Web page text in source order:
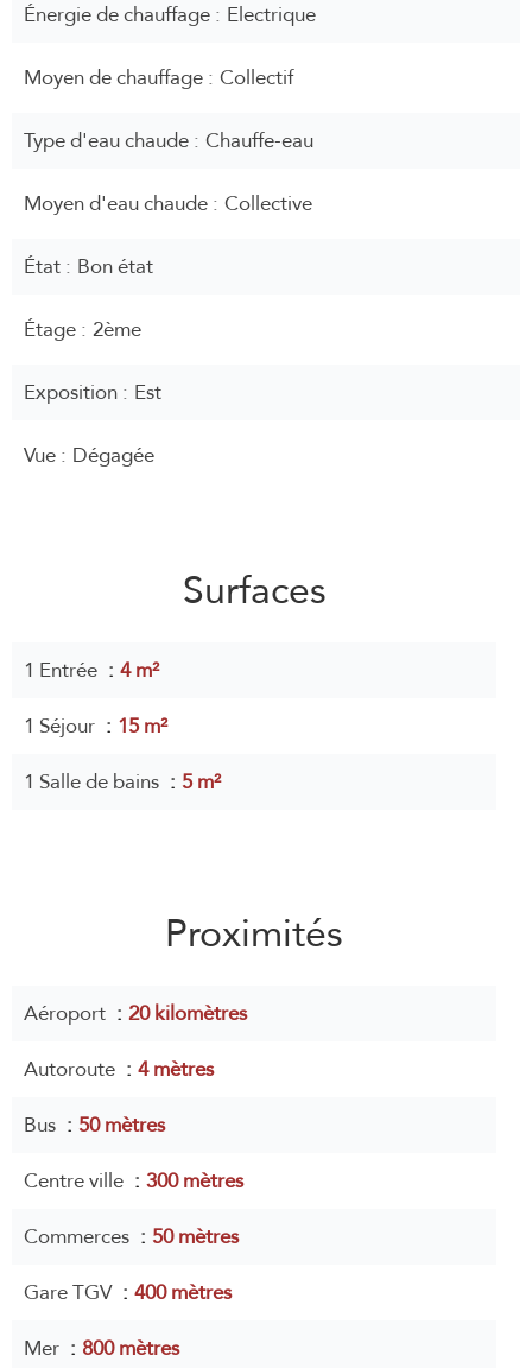
Énergie de chauffage Electrique
Moyen de chauffage Collectif
Type d'eau chaude Chauffe-eau
Moyen d'eau chaude Collective
État Bon état
Étage 2ème
Exposition Est
Vue Dégagée
Surfaces
1 Entrée
4 m²
1 Séjour
15 m²
1 Salle de bains
5 m²
Proximités
Aéroport
20 kilomètres
Autoroute
4 mètres
Bus
50 mètres
Centre ville
300 mètres
Commerces
50 mètres
Gare TGV 400 mètres
Mer
800 mètres